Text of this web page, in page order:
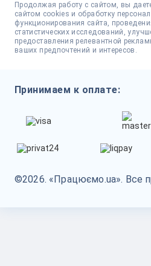
Продолжая работу с сайтом, вы
сайтом cookies и обработку
функционирования сайта,
статистических исследований,
предоставления релевантной
ваших предпочтений и интересов.
Принимаем к оплате:
©2026. «Працюємо.ua». Все